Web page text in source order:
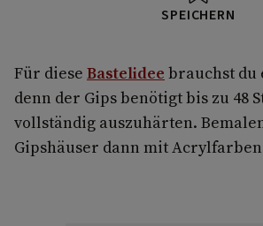
SPEICHERN
Für diese Bastelidee brauchst du
denn der Gips benötigt bis zu 48
vollständig auszuhärten.
Gipshäuser dann mit